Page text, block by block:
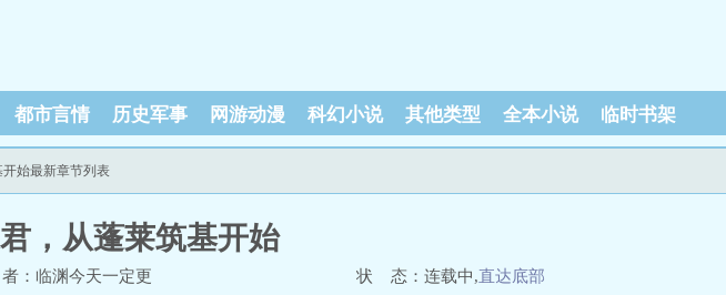
都市言情 历史军事 网游动漫 科幻小说 其他类型 全本小说 临时书架
始最新章节列表
，从蓬莱筑基开始
：临渊今天一定更 状 态：连载中,直达底部